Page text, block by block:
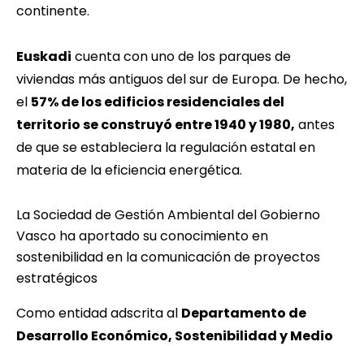
continente.
Euskadi cuenta con uno de los parques de
viviendas más antiguos del sur de Europa. De hecho,
el 57% de los edificios residenciales del
territorio se construyó entre 1940 y 1980, antes
de que se estableciera la regulación estatal en
materia de la eficiencia energética.
La Sociedad de Gestión Ambiental del Gobierno
Vasco ha aportado su conocimiento en
sostenibilidad en la comunicación de proyectos
estratégicos
Como entidad adscrita al Departamento de
Desarrollo Económico, Sostenibilidad y Medio